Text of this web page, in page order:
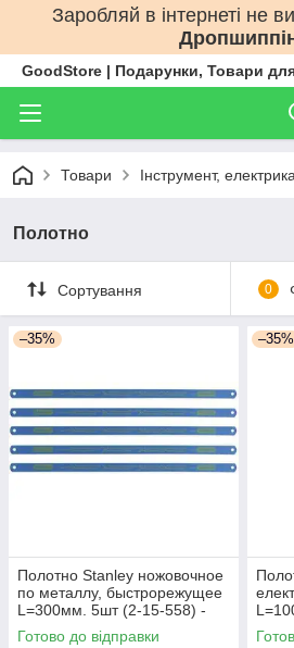
Заробляй в інтернеті не
GoodStore | Подарунки, Товари
Товари Інструмент, електрика
Полотно
Сортування 0
–35%
Полотно Stanley ножовочное
по металлу, быстрорежущее
L=300мм. 5шт (2-15-558) -
оригінал
Готово до відправки
–35%